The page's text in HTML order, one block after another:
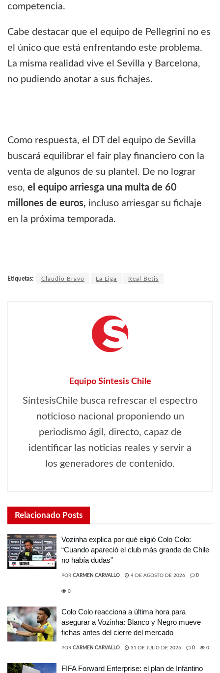
competencia.
Cabe destacar que el equipo de Pellegrini no es
el único que está enfrentando este problema.
La misma realidad vive el Sevilla y Barcelona,
no pudiendo anotar a sus fichajes.
Como respuesta, el DT del equipo de Sevilla
buscará equilibrar el fair play financiero con la
venta de algunos de su plantel. De no lograr
eso, el equipo arriesga una multa de 60
millones de euros, incluso arriesgar su fichaje
en la próxima temporada.
Etiquetas: Claudio Bravo La Liga Real Betis
Equipo Síntesis Chile
SíntesisChile busca refrescar el espectro
noticioso nacional proponiendo un
periodismo ágil, directo, capaz de
identificar las noticias reales y servir a
los generadores de contenido.
Relacionado Posts
Vozinha explica por qué eligió Colo Colo:
“Cuando apareció el club más grande de Chile
no había dudas”
POR CARMEN CARVALLO 4 DE AGOSTO DE 2026 0
0
Colo Colo reacciona a última hora para
asegurar a Vozinha: Blanco y Negro mueve
fichas antes del cierre del mercado
POR CARMEN CARVALLO 31 DE JULIO DE 2026 0 0
FIFA Forward Enterprise: el plan de Infantino